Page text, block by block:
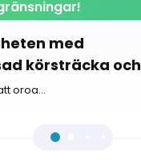
med
körsträcka och
oroa...